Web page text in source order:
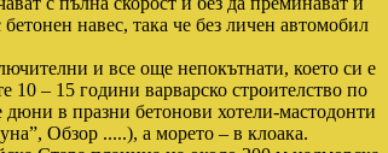
навес, така че без личен автомобил
и все още непокътнати, което си е
10 – 15 години варварско строителство по
в празни бетонови хотели-мастодонти
Обзор .....), а морето – в клоака.